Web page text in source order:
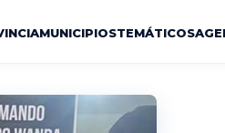
MUNICIPIOSTEMÁTICOS